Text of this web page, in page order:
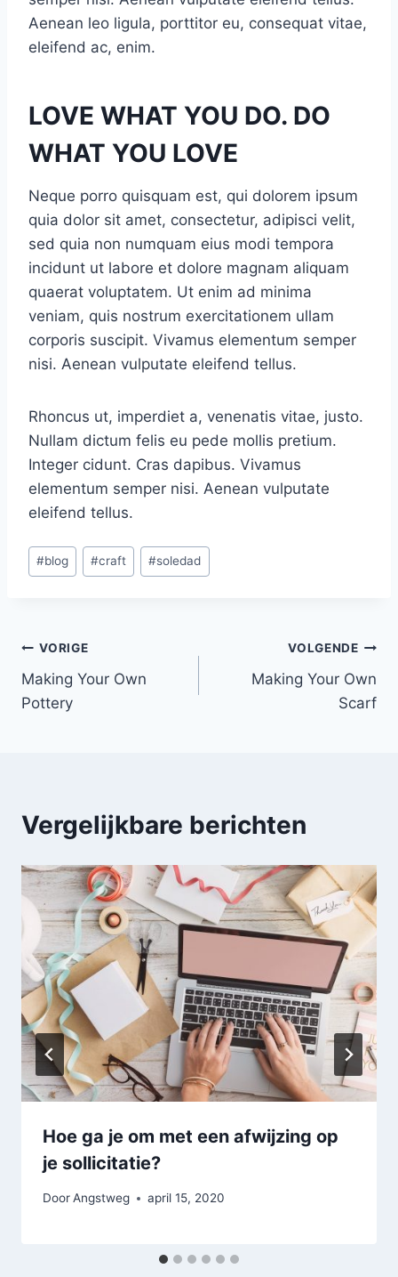
Aenean leo ligula, porttitor eu, consequat vitae,
eleifend ac, enim.
LOVE WHAT YOU DO. DO
WHAT YOU LOVE
Neque porro quisquam est, qui dolorem ipsum
quia dolor sit amet, consectetur, adipisci velit,
sed quia non numquam eius modi tempora
incidunt ut labore et dolore magnam aliquam
quaerat voluptatem. Ut enim ad minima
veniam, quis nostrum exercitationem ullam
corporis suscipit. Vivamus elementum semper
nisi. Aenean vulputate eleifend tellus.
Rhoncus ut, imperdiet a, venenatis vitae, justo.
Nullam dictum felis eu pede mollis pretium.
Integer cidunt. Cras dapibus. Vivamus
elementum semper nisi. Aenean vulputate
eleifend tellus.
Bericht
tags:
#blog #craft #soledad
Bericht
navigatie
VORIGE
Making Your Own
Pottery
VOLGENDE
Making Your Own
Scarf
Vergelijkbare berichten
Hoe ga je om met een afwijzing op
je sollicitatie?
DoorAngstweg april 15, 2020